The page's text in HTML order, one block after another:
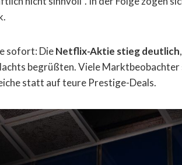
sofort: DieNetflix-Aktie stieg deutlich
begrüßten. Viele
statt auf teure Prestige-Deals.